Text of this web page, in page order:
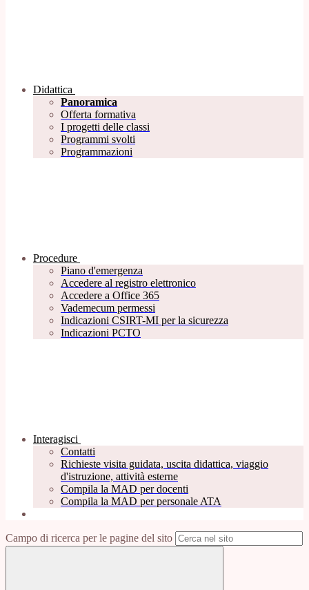
Didattica
Panoramica
Offerta formativa
I progetti delle classi
Programmi svolti
Programmazioni
Procedure
Piano d'emergenza
Accedere al registro elettronico
Accedere a Office 365
Vademecum permessi
Indicazioni CSIRT-MI per la sicurezza
Indicazioni PCTO
Interagisci
Contatti
Richieste visita guidata, uscita didattica, viaggio
d'istruzione, attività esterne
Compila la MAD per docenti
Compila la MAD per personale ATA
Campo di ricerca per le pagine del sito